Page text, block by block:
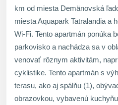
km od miesta Demänovská
miesta Aquapark Tatralandia a
Wi-Fi. Tento apartmán ponúka
parkovisko a nachádza sa v
venovať rôznym aktivitám,
cyklistike. Tento apartmán s
terasu, ako aj spálňu (1),
obrazovkou, vybavenú